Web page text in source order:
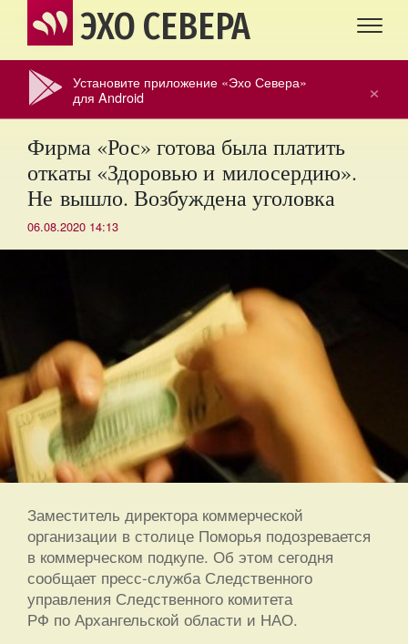
ЭХО СЕВЕРА
×
Установите приложение «Эхо Севера»
для Android
Фирма «Рос» готова была платить
откаты «Здоровью и милосердию».
Не вышло. Возбуждена уголовка
06.08.2020 14:13
Заместитель директора коммерческой
организации в столице Поморья подозревается
в коммерческом подкупе. Об этом сегодня
сообщает пресс-служба Следственного
управления Следственного комитета
РФ по Архангельской области и НАО.